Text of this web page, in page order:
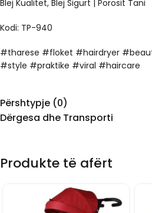
Blej Kualitet, Blej Sigurt | Porosit Tani
Kodi: TP-940
#tharese #floket #hairdryer
#style #praktike #viral #haircare
Përshtypje (0)
Dërgesa dhe Transporti
Produkte të afërt